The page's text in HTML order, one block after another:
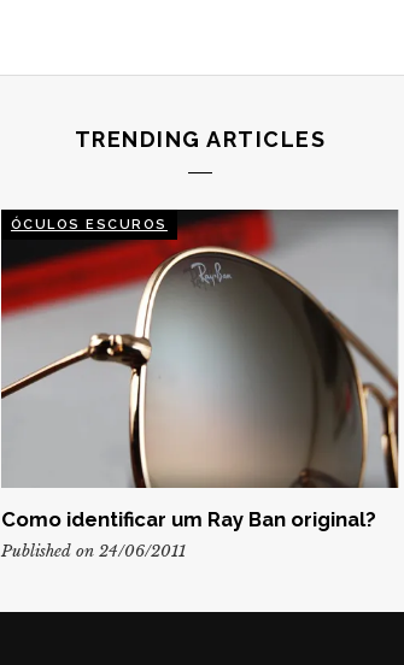
TRENDING ARTICLES
ÓCULOS ESCUROS
Como identificar um Ray Ban original?
Published on 24/06/2011